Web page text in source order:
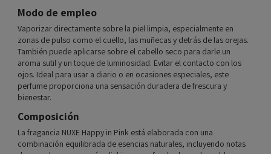
Modo de empleo
Vaporizar directamente sobre la piel limpia, especialmente en
zonas de pulso como el cuello, las muñecas y detrás de las orejas.
También puede aplicarse sobre el cabello seco para darle un
aroma sutil y un toque de luminosidad. Evitar el contacto con los
ojos. Ideal para usar a diario o en ocasiones especiales, este
perfume proporciona una sensación duradera de frescura y
bienestar.
Composición
La fragancia NUXE Happy in Pink está elaborada con una
combinación equilibrada de esencias naturales, incluyendo notas